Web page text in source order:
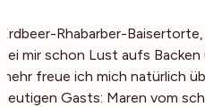
Erdbeer-Rhabarber-
bei mir schon Lust aufs
mehr freue ich mich natürlich
heutigen Gasts: Maren vom